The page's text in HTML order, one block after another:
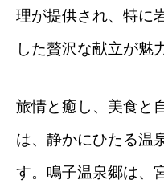
理が提供され、特に
した贅沢な献立が魅
旅情と癒し、美食と
は、静かにひたる温
す。 鳴子温泉郷は、